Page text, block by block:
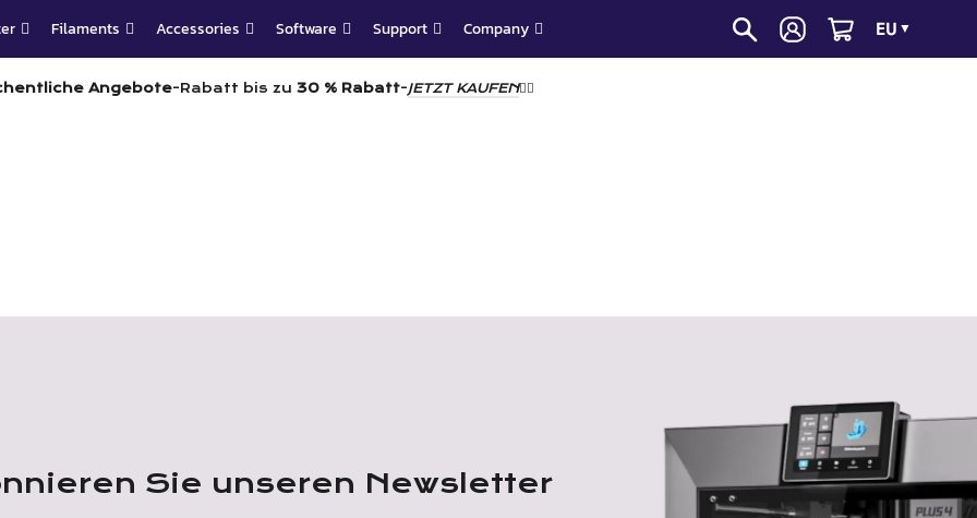
Filaments Accessories Software Support Company EU ▼
Verkäufe
Angebote-Rabatt bis zu 30 % Rabatt-JETZT KAUFEN👈🏻
Sie unseren Newsletter